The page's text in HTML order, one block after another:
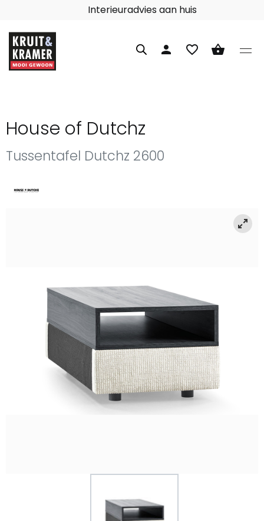
Interieuradvies aan huis
person favorite_border shopping_basket
House of Dutchz
Tussentafel Dutchz 2600